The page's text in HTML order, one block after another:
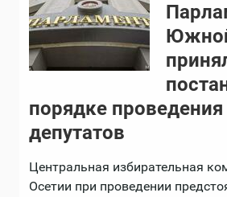
порядке
депутатов
Центральная избирательная
Осетии при проведении